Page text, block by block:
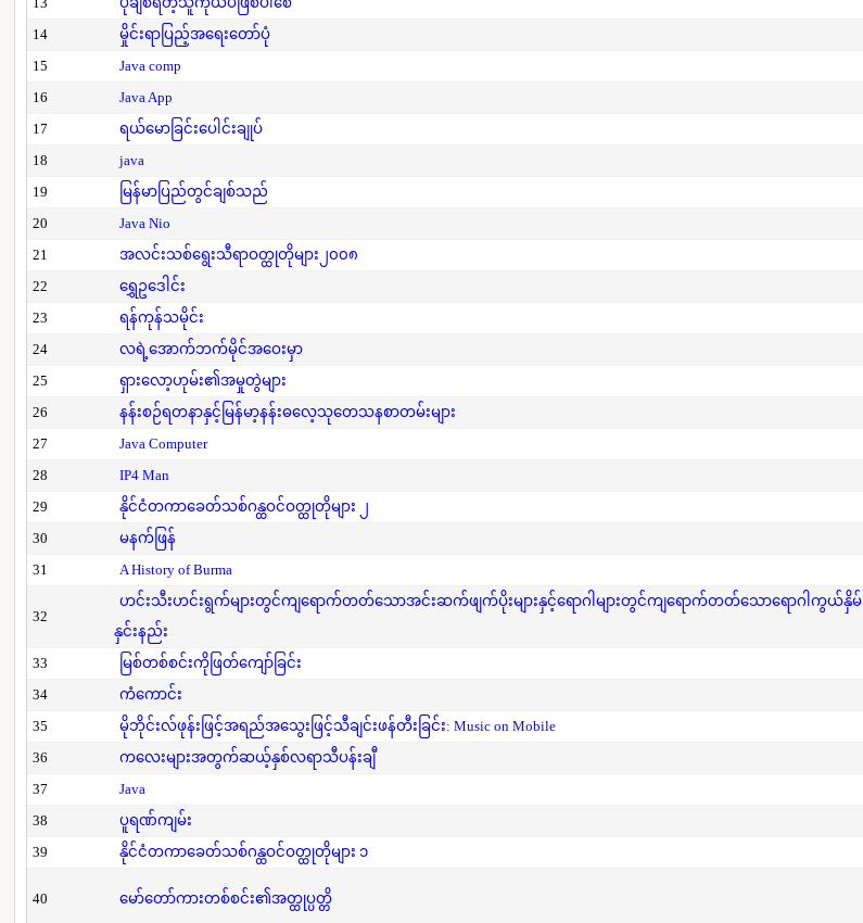
14
မှိုင်းရာပြည့်အရေးတော်ပုံ
15
Java comp
16
Java App
17
ရယ်မောခြင်းပေါင်းချုပ်
18
java
19
မြန်မာပြည်တွင်ချစ်သည်
20
Java Nio
21
အလင်းသစ်ရွေးသီရာဝတ္ထုတိုများ၂၀၀၈
22
ရွှေဥဒေါင်း
23
ရန်ကုန်သမိုင်း
24
လရဲ့အောက်ဘက်မိုင်အဝေးမှာ
25
ရှားလော့ဟုမ်း၏အမှုတွဲများ
26
နန်းစဉ်ရတနာနှင့်မြန်မာ့နန်းဓလေ့သုတေသနစာတမ်းများ
27
Java Computer
28
IP4 Man
29
နိုင်ငံတကာခေတ်သစ်ဂန္ထဝင်ဝတ္ထုတိုများ ၂
30
မနက်ဖြန်
31
A History of Burma
32
ဟင်းသီးဟင်းရွက်များတွင်ကျရောက်တတ်သောအင်းဆက်ဖျက်ပိုးများနှင့်ရောဂါများတွင်ကျရောက်တတ်သောရောဂါကွယ်နှိမ်
နှင်းနည်း
33 မြစ်တစ်စင်းကိုဖြတ်ကျော်ခြင်း
34
ကံကောင်း
35
မိုဘိုင်းလ်ဖုန်းဖြင့်အရည်အသွေးဖြင့်သီချင်းဖန်တီးခြင်း: Music on Mobile
36
ကလေးများအတွက်ဆယ့်နှစ်လရာသီပန်းချီ
37
Java
38
ပူရဏ်ကျမ်း
39
နိုင်ငံတကာခေတ်သစ်ဂန္ထဝင်ဝတ္ထုတိုများ ၁
40 မော်တော်ကားတစ်စင်း၏အတ္ထုပ္ပတ္တိ